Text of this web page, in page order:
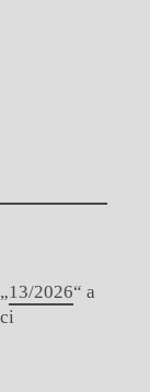
13/2026“ a